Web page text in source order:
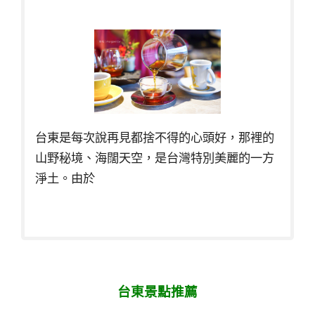
台東是每次說再見都捨不得的心頭好，那裡的
山野秘境、海闊天空，是台灣特別美麗的一方
淨土。由於
台東景點推薦